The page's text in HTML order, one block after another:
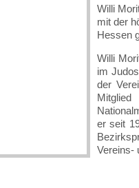
Willi
mit der
Hessen
Willi
im
der
er seit
Vereins-